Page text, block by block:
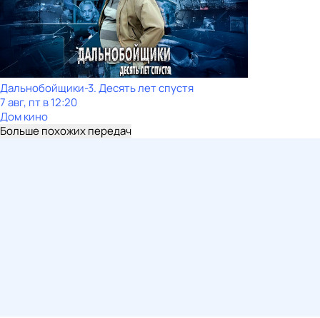
Дальнобойщики-3. Десять лет спустя
7 авг, пт в 12:20
Дом кино
Больше похожих передач